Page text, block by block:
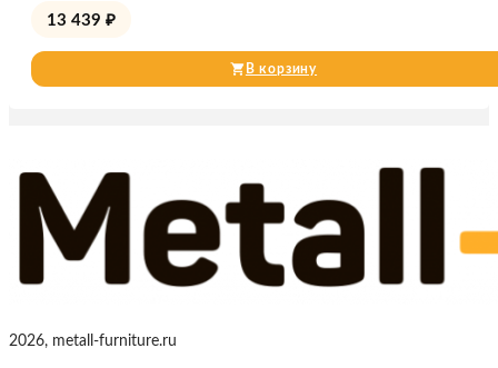
13 439 ₽
В корзину
2026, metall-furniture.ru